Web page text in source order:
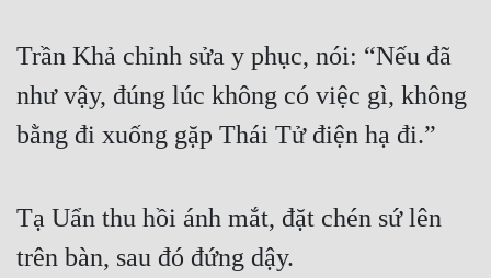
Trần Khả chỉnh sửa y phục, nói: “Nếu đã
như vậy, đúng lúc không có việc gì, không
bằng đi xuống gặp Thái Tử điện hạ đi.”
Tạ Uẩn thu hồi ánh mắt, đặt chén sứ lên
trên bàn, sau đó đứng dậy.